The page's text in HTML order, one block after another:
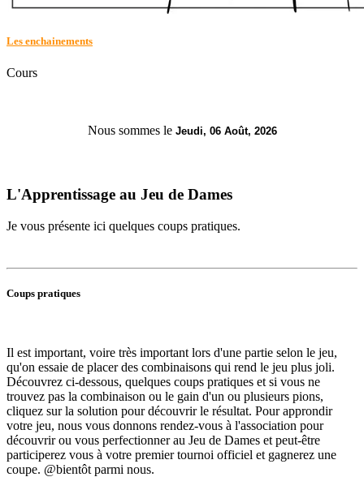
Les enchainements
Cours
Nous sommes le Jeudi, 06 Août, 2026
L'Apprentissage au Jeu de Dames
Je vous présente ici quelques coups pratiques.
Coups pratiques
Il est important, voire très important lors d'une partie selon le jeu,
qu'on essaie de placer des combinaisons qui rend le jeu plus joli.
Découvrez ci-dessous, quelques coups pratiques et si vous ne
trouvez pas la combinaison ou le gain d'un ou plusieurs pions,
cliquez sur la solution pour découvrir le résultat. Pour approndir
votre jeu, nous vous donnons rendez-vous à l'association pour
découvrir ou vous perfectionner au Jeu de Dames et peut-être
participerez vous à votre premier tournoi officiel et gagnerez une
coupe. @bientôt parmi nous.